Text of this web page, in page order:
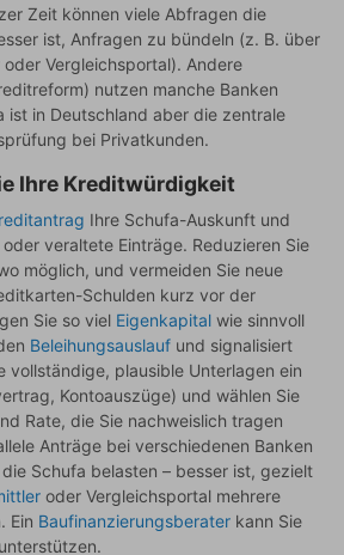
Zeit können viele Abfragen die
ist, Anfragen zu bündeln (z. B. über
Vergleichsportal). Andere
nutzen manche Banken
ist in Deutschland aber die zentrale
bei Privatkunden.
Ihre Kreditwürdigkeit
Ihre Schufa-Auskunft und
veraltete Einträge. Reduzieren Sie
möglich, und vermeiden Sie neue
Schulden kurz vor der
Sie so viel Eigenkapital wie sinnvoll
Beleihungsauslauf und signalisiert
vollständige, plausible Unterlagen ein
Kontoauszüge) und wählen Sie
Rate, die Sie nachweislich tragen
Anträge bei verschiedenen Banken
Schufa belasten – besser ist, gezielt
oder Vergleichsportal mehrere
Ein Baufinanzierungsberater kann Sie